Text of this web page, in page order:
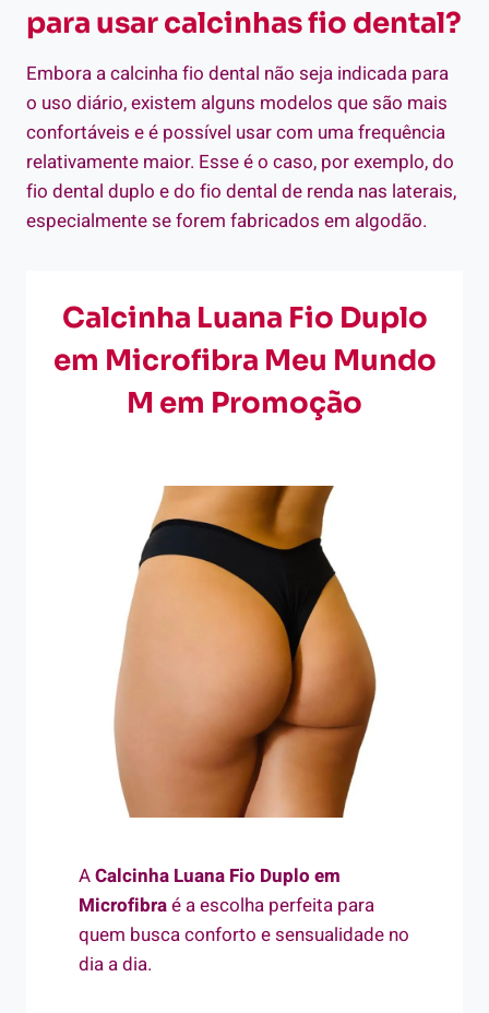
para usar calcinhas fio dental?
Embora a calcinha fio dental não seja indicada para
o uso diário, existem alguns modelos que são mais
confortáveis e é possível usar com uma frequência
relativamente maior. Esse é o caso, por exemplo, do
fio dental duplo e do fio dental de renda nas laterais,
especialmente se forem fabricados em algodão.
Calcinha Luana Fio Duplo
em Microfibra Meu Mundo
M em Promoção
ACalcinha Luana Fio Duplo em
Microfibraé a escolha perfeita para
quem busca conforto e sensualidade no
dia a dia.